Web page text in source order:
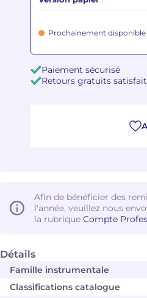
Détails
Famille instrumentale
Classifications catalogue
Prochainement disponible
Paiement sécurisé
Retours gratuits
Afin de bénéficier des
l'année, veuillez nous
la rubrique Compte